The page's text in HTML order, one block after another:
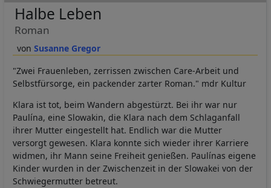
Susanne Gregor
Halbe Leben
Roman
"Zwei Frauenleben, zerrissen zwischen Care-Arbeit und
Selbstfürsorge, ein packender zarter Roman." mdr Kultur
Klara ist tot, beim Wandern abgestürzt. Bei ihr war nur
Paulína, eine Slowakin, die Klara nach dem Schlaganfall
ihrer Mutter eingestellt hat. Endlich war die Mutter
versorgt gewesen. Klara konnte sich wieder ihrer Karriere
widmen, ihr Mann seine Freiheit genießen. Paulínas eigene
Kinder wurden in der Zwischenzeit in der Slowakei von der
Schwiegermutter betreut.